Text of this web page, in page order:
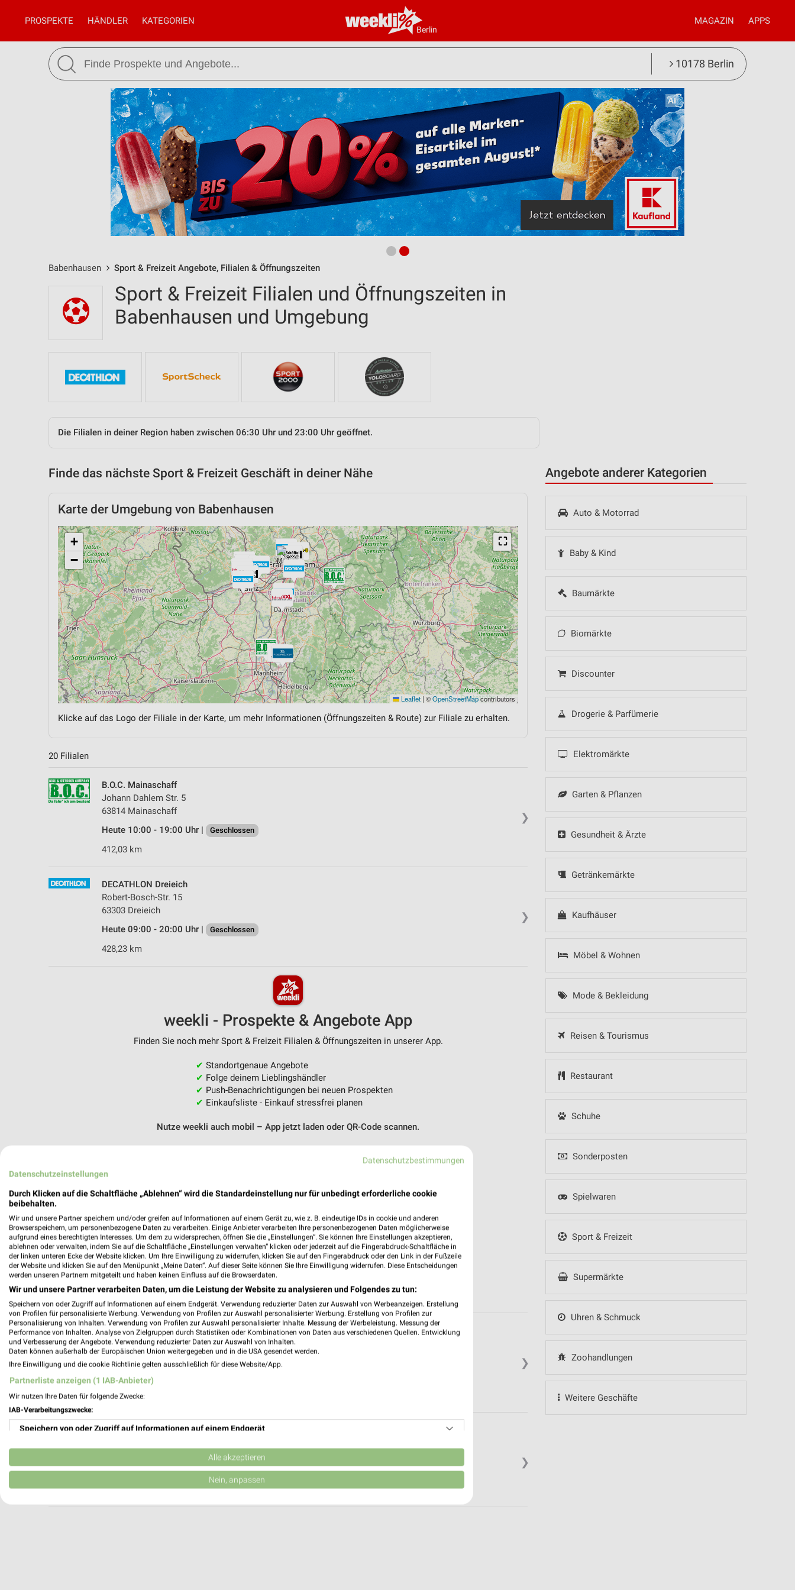
Berlin
PROSPEKTE HÄNDLER KATEGORIEN MAGAZIN APPS
10178 Berlin
Babenhausen Sport & Freizeit Angebote, Filialen & Öffnungszeiten
Angebote anderer Kategorien
Auto & Motorrad
Baby & Kind
Baumärkte
Biomärkte
Discounter
Drogerie & Parfümerie
Elektromärkte
Garten & Pflanzen
Gesundheit & Ärzte
Getränkemärkte
Kaufhäuser
Möbel & Wohnen
Mode & Bekleidung
Reisen & Tourismus
Restaurant
Schuhe
Sonderposten
Spielwaren
Sport & Freizeit
Supermärkte
Uhren & Schmuck
Zoohandlungen
Weitere Geschäfte
Sport & Freizeit Filialen und Öffnungszeiten in
Babenhausen und Umgebung
Die Filialen in deiner Region haben zwischen 06:30 Uhr und 23:00 Uhr geöffnet.
Finde das nächste Sport & Freizeit Geschäft in deiner Nähe
Karte der Umgebung von Babenhausen
⛶
+
−
Leaflet | ©OpenStreetMapcontributors
Klicke auf das Logo der Filiale in der Karte, um mehr Informationen (Öffnungszeiten & Route) zur Filiale zu erhalten.
20 Filialen
❯
B.O.C. Mainaschaff
Johann Dahlem Str. 5
63814 Mainaschaff
Heute 10:00 - 19:00 Uhr |
Geschlossen
412,03 km
❯
DECATHLON Dreieich
Robert-Bosch-Str. 15
63303 Dreieich
Heute 09:00 - 20:00 Uhr |
Geschlossen
428,23 km
weekli - Prospekte & Angebote App
Finden Sie noch mehr Sport & Freizeit Filialen & Öffnungszeiten in unserer App.
✔ Standortgenaue Angebote
✔ Folge deinem Lieblingshändler
✔ Push-Benachrichtigungen bei neuen Prospekten
✔ Einkaufsliste - Einkauf stressfrei planen
Nutze weekli auch mobil – App jetzt laden oder QR-Code scannen.
❯
Zweirad Stadler Frankfurt am Main
Borsigallee 23
60388 Frankfurt am Main
Heute 10:00 - 20:00 Uhr |
418,25 km
❯
SportScheck Frankfurt
Heute 10:00 - 20:00 Uhr | Geschlossen
Datenschutzbestimmungen
Datenschutzeinstellungen
Durch Klicken auf die Schaltfläche „Ablehnen“ wird die Standardeinstellung nur für unbedingt erforderliche cookie
beibehalten.
Wir und unsere Partner speichern und/oder greifen auf Informationen auf einem Gerät zu, wie z. B. eindeutige IDs in cookie und anderen
Browserspeichern, um personenbezogene Daten zu verarbeiten. Einige Anbieter verarbeiten Ihre personenbezogenen Daten möglicherweise
aufgrund eines berechtigten Interesses. Um dem zu widersprechen, öffnen Sie die „Einstellungen“. Sie können Ihre Einstellungen akzeptieren,
ablehnen oder verwalten, indem Sie auf die Schaltfläche „Einstellungen verwalten“ klicken oder jederzeit auf die Fingerabdruck-Schaltfläche in
der linken unteren Ecke der Website klicken. Um Ihre Einwilligung zu widerrufen, klicken Sie auf den Fingerabdruck oder den Link in der Fußzeile
der Website und klicken Sie auf den Menüpunkt „Meine Daten“. Auf dieser Seite können Sie Ihre Einwilligung widerrufen. Diese Entscheidungen
werden unseren Partnern mitgeteilt und haben keinen Einfluss auf die Browserdaten.
Wir und unsere Partner verarbeiten Daten, um die Leistung der Website zu analysieren und Folgendes zu tun:
Speichern von oder Zugriff auf Informationen auf einem Endgerät. Verwendung reduzierter Daten zur Auswahl von Werbeanzeigen. Erstellung
von Profilen für personalisierte Werbung. Verwendung von Profilen zur Auswahl personalisierter Werbung. Erstellung von Profilen zur
Personalisierung von Inhalten. Verwendung von Profilen zur Auswahl personalisierter Inhalte. Messung der Werbeleistung. Messung der
Performance von Inhalten. Analyse von Zielgruppen durch Statistiken oder Kombinationen von Daten aus verschiedenen Quellen. Entwicklung
und Verbesserung der Angebote. Verwendung reduzierter Daten zur Auswahl von Inhalten.
Daten können außerhalb der Europäischen Union weitergegeben und in die USA gesendet werden.
Ihre Einwilligung und die cookie Richtlinie gelten ausschließlich für diese Website/App.
Partnerliste anzeigen (1 IAB-Anbieter)
Wir nutzen Ihre Daten für folgende Zwecke:
IAB-Verarbeitungszwecke:
Speichern von oder Zugriff auf Informationen auf einem Endgerät
Verwendung reduzierter Daten zur Auswahl von Werbeanzeigen
Erstellung von Profilen für personalisierte Werbung
Alle akzeptieren
Nein, anpassen